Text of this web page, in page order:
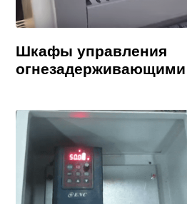
Шкафы управления